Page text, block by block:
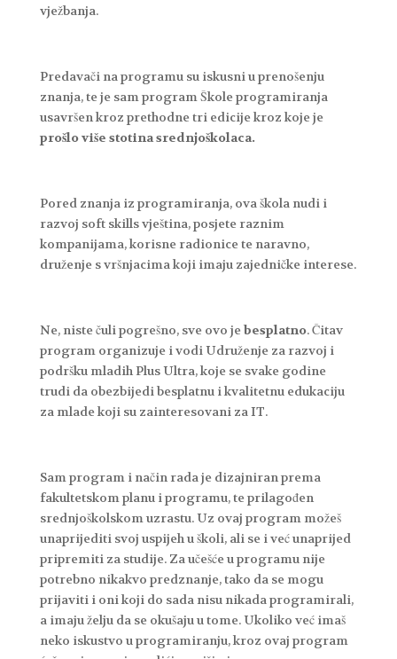
vježbanja.
Predavači na programu su iskusni u prenošenju
znanja, te je sam program Škole programiranja
usavršen kroz prethodne tri edicije kroz koje je
prošlo više stotina srednjoškolaca.
Pored znanja iz programiranja, ova škola nudi i
razvoj soft skills vještina, posjete raznim
kompanijama, korisne radionice te naravno,
druženje s vršnjacima koji imaju zajedničke interese.
Ne, niste čuli pogrešno, sve ovo je besplatno. Čitav
program organizuje i vodi Udruženje za razvoj i
podršku mladih Plus Ultra, koje se svake godine
trudi da obezbijedi besplatnu i kvalitetnu edukaciju
za mlade koji su zainteresovani za IT.
Sam program i način rada je dizajniran prema
fakultetskom planu i programu, te prilagođen
srednjoškolskom uzrastu. Uz ovaj program možeš
unaprijediti svoj uspijeh u školi, ali se i već unaprijed
pripremiti za studije. Za učešće u programu nije
potrebno nikakvo predznanje, tako da se mogu
prijaviti i oni koji do sada nisu nikada programirali,
a imaju želju da se okušaju u tome. Ukoliko već imaš
neko iskustvo u programiranju, kroz ovaj program